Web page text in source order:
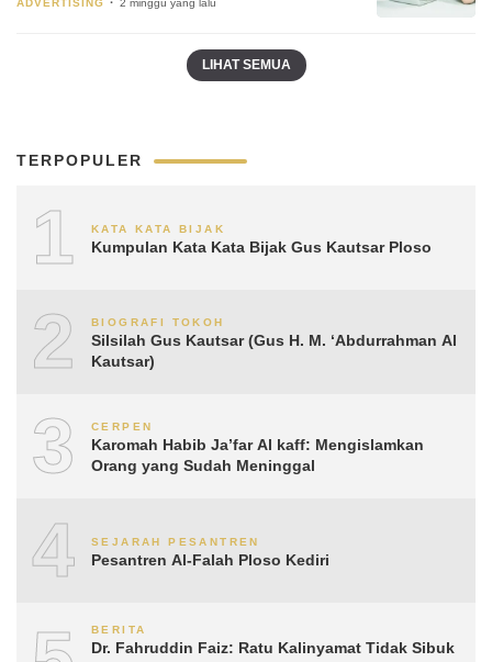
LIHAT SEMUA
TERPOPULER
1 KATA KATA BIJAK
Kumpulan Kata Kata Bijak Gus Kautsar Ploso
2 BIOGRAFI TOKOH
Silsilah Gus Kautsar (Gus H. M. ‘Abdurrahman Al
Kautsar)
3 CERPEN
Karomah Habib Ja’far Al kaff: Mengislamkan
Orang yang Sudah Meninggal
4 SEJARAH PESANTREN
Pesantren Al-Falah Ploso Kediri
BERITA
Dr. Fahruddin Faiz: Ratu Kalinyamat Tidak Sibuk